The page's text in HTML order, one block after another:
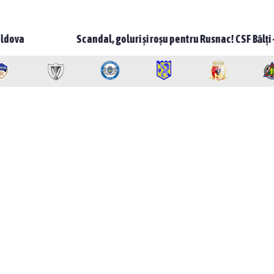
goluri și roșu pentru Rusnac! CSF Bălți – Milsami 2-1, meci